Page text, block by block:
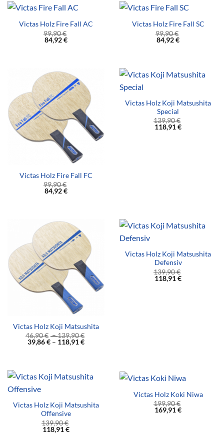
Victas Holz Fire Fall AC
99,90€
84,92€
Victas Holz Fire Fall SC
99,90€
84,92€
Victas Holz Fire Fall FC
99,90€
84,92€
Victas Holz Koji Matsushita
Special
139,90€
118,91€
Victas Holz Koji Matsushita
46,90€ –139,90€
39,86€ – 118,91€
Victas Holz Koji Matsushita
Defensiv
139,90€
118,91€
Victas Holz Koji Matsushita
Offensive
139,90€
118,91€
Victas Holz Koki Niwa
199,90€
169,91€